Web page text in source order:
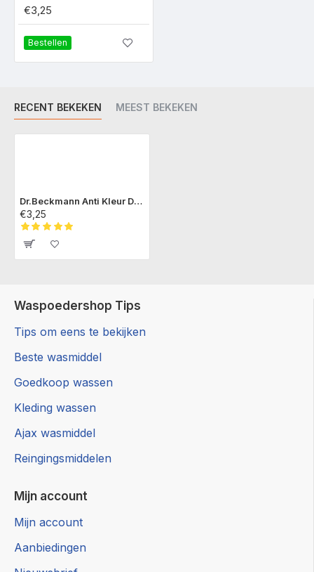
€3,25
Bestellen
RECENT BEKEKEN MEEST BEKEKEN
Dr.Beckmann Anti Kleur Doorloop Doekjes
€3,25
Waspoedershop Tips
Tips om eens te bekijken
Beste wasmiddel
Goedkoop wassen
Kleding wassen
Ajax wasmiddel
Reingingsmiddelen
Mijn account
Mijn account
Aanbiedingen